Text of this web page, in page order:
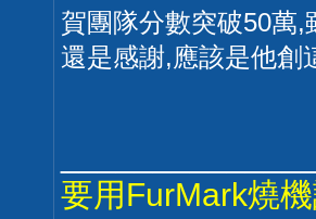
賀團隊分數突破50萬
還是感謝,應該是他創
要用FurMark燒